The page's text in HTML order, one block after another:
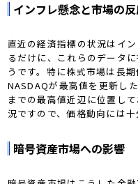
インフレ懸念と市場の
直近の経済指標の状況はイ
るだけに、これらのデータ
うです。特に株式市場は長
NASDAQが最高値を更新し
までの最高値近辺に位置し
況ですので、価格動向には十
暗号資産市場への影響